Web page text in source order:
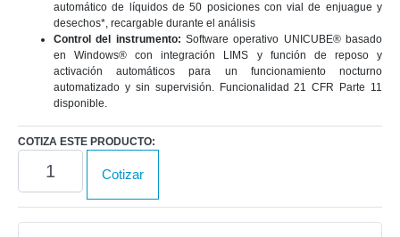
automático de líquidos de 50 posiciones con vial de enjuague y
desechos*, recargable durante el análisis
Control del instrumento: Software operativo UNICUBE® basado
en Windows® con integración LIMS y función de reposo y
activación automáticos para un funcionamiento nocturno
automatizado y sin supervisión. Funcionalidad 21 CFR Parte 11
disponible.
COTIZA ESTE PRODUCTO:
cantidad
Cotizar